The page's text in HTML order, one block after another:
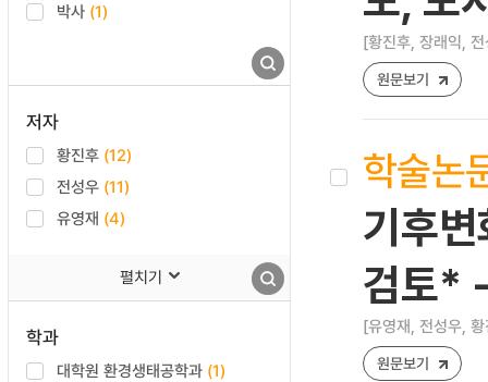
박사 (1)
저자
황진후 (12)
전성우 (11)
유영재 (4)
펼치기
학과
대학원 환경생태공학과 (1)
[황진후, 장래익,
원문보기
학술논
기후
검토*
[유영재, 전성우,
원문보기